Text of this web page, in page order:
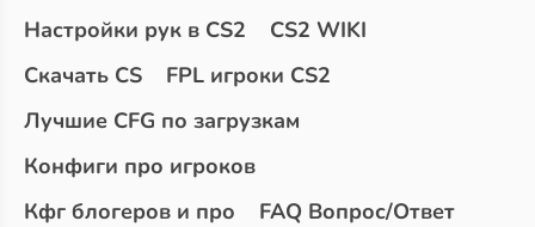
Настройки рук в CS2
CS2 WIKI
Скачать CS
FPL игроки CS2
Лучшие CFG по загрузкам
Конфиги про игроков
Кфг блогеров и про
FAQ Вопрос/Ответ